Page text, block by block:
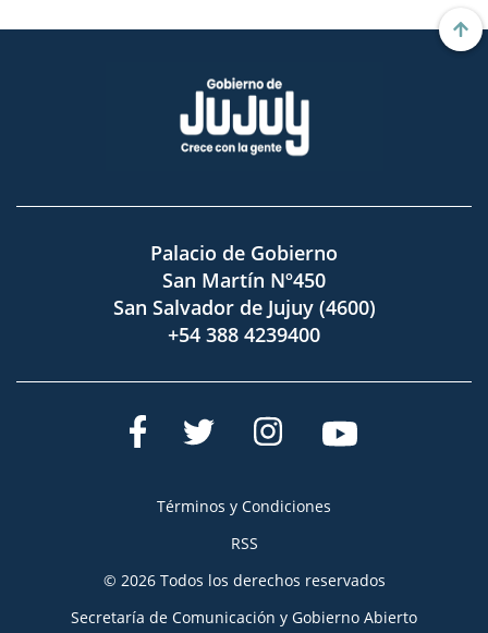
Palacio de Gobierno
San Martín Nº450
San Salvador de Jujuy (4600)
+54 388 4239400
Términos y Condiciones
RSS
© 2026 Todos los derechos reservados
Secretaría de Comunicación y Gobierno Abierto